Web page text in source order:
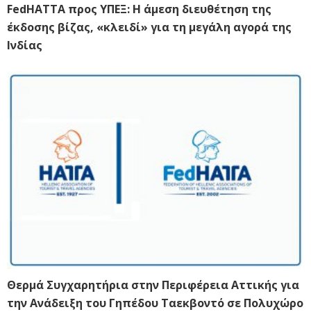
FedHATTA προς ΥΠΕΞ: Η άμεση διευθέτηση της
έκδοσης βίζας, «κλειδί» για τη μεγάλη αγορά της
Ινδίας
Θερμά Συγχαρητήρια στην Περιφέρεια Αττικής για
την Ανάδειξη του Γηπέδου Ταεκβοντό σε Πολυχώρο